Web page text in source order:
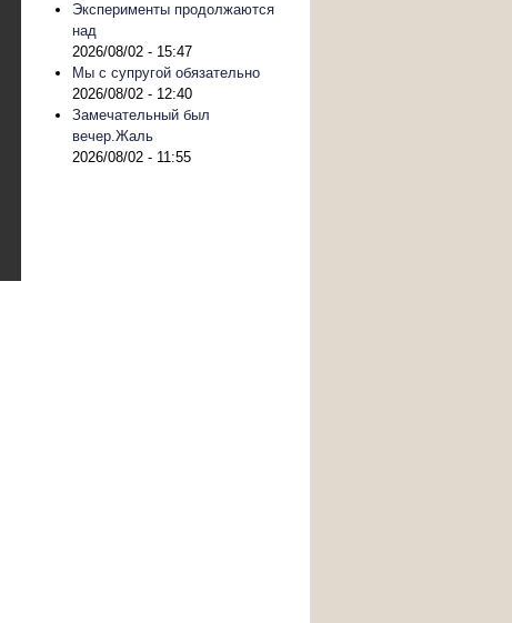
Эксперименты продолжаются
над
2026/08/02 - 15:47
Мы с супругой обязательно
2026/08/02 - 12:40
Замечательный был
вечер.Жаль
2026/08/02 - 11:55